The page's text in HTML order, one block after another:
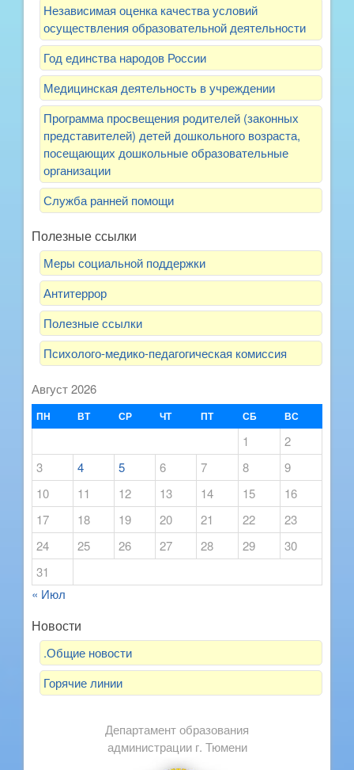
Независимая оценка качества условий
осуществления образовательной деятельности
Год единства народов России
Медицинская деятельность в учреждении
Программа просвещения родителей (законных
представителей) детей дошкольного возраста,
посещающих дошкольные образовательные
организации
Служба ранней помощи
Полезные ссылки
Меры социальной поддержки
Антитеррор
Полезные ссылки
Психолого-медико-педагогическая комиссия
Август 2026
ПН ВТ СР ЧТ ПТ СБ ВС
1
2
3
4 5 6 7 8
9
10
11 12 13 14 15
16
17
18 19 20 21 22
23
24
25 26 27 28 29
30
31
« Июл
Новости
.Общие новости
Горячие линии
Департамент образования
администрации г. Тюмени